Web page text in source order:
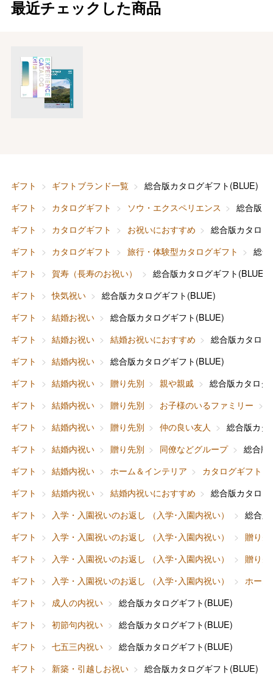
最近チェックした商品
ギフト ギフトブランド一覧
総合版カタログギフト(BLUE)
ギフト
カタログギフト ソウ・エクスペリエンス
総合版
ギフト
カタログギフト お祝いにおすすめ
総合版カタロ
ギフト
カタログギフト 旅行・体験型カタログギフト
総
ギフト
賀寿（長寿のお祝い）
総合版カタログギフト(BLUE)
ギフト
快気祝い
総合版カタログギフト(BLUE)
ギフト
結婚お祝い
総合版カタログギフト(BLUE)
ギフト
結婚お祝い 結婚お祝いにおすすめ
総合版カタロ
ギフト
結婚内祝い
総合版カタログギフト(BLUE)
ギフト
結婚内祝い 贈り先別 親や親戚
総合版カタログ
ギフト
結婚内祝い 贈り先別 お子様のいるファミリー
ギフト
結婚内祝い 贈り先別 仲の良い友人
総合版カタ
ギフト
結婚内祝い 贈り先別 同僚などグループ
総合版
ギフト
結婚内祝い ホーム＆インテリア
カタログギフト
ギフト
結婚内祝い 結婚内祝いにおすすめ
総合版カタロ
ギフト
入学・入園祝いのお返し （入学･入園内祝い）
総合
ギフト
入学・入園祝いのお返し （入学･入園内祝い）
贈り先
ギフト
入学・入園祝いのお返し （入学･入園内祝い）
贈り先
ギフト
入学・入園祝いのお返し （入学･入園内祝い）
ホー
ギフト
成人の内祝い
総合版カタログギフト(BLUE)
ギフト
初節句内祝い
総合版カタログギフト(BLUE)
ギフト
七五三内祝い
総合版カタログギフト(BLUE)
ギフト
新築・引越しお祝い
総合版カタログギフト(BLUE)